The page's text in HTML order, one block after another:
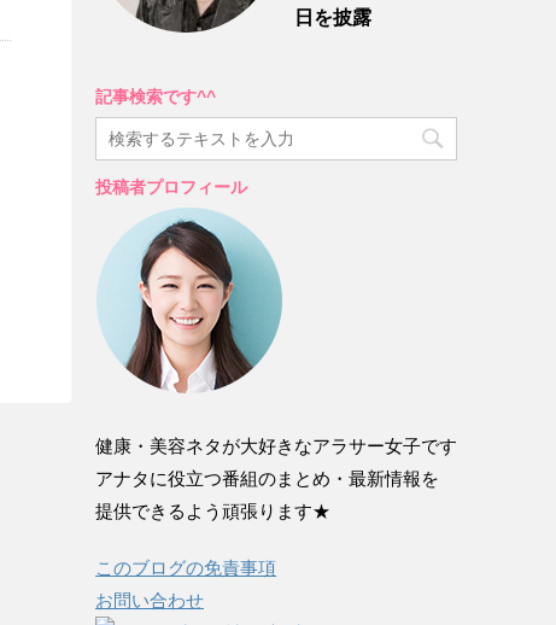
日を披露
記事検索です^^
投稿者プロフィール
健康・美容ネタが大好きなアラサー女子です
アナタに役立つ番組のまとめ・最新情報を
提供できるよう頑張ります★
このブログの免責事項
お問い合わせ